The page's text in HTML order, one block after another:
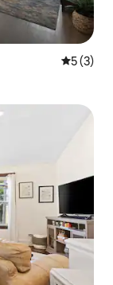
5 av 5 i
5 (3)